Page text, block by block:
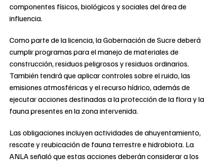
componentes físicos, biológicos y sociales del área de
influencia.
Como parte de la licencia, la Gobernación de Sucre deberá
cumplir programas para el manejo de materiales de
construcción, residuos peligrosos y residuos ordinarios.
También tendrá que aplicar controles sobre el ruido, las
emisiones atmosféricas y el recurso hídrico, además de
ejecutar acciones destinadas a la protección de la flora y la
fauna presentes en la zona intervenida.
Las obligaciones incluyen actividades de ahuyentamiento,
rescate y reubicación de fauna terrestre e hidrobiota. La
ANLA señaló que estas acciones deberán considerar a los